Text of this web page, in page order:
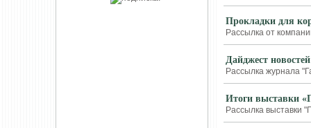
Прокладки для
Рассылка от
Дайджест
Рассылка журнала
Итоги выставки
Рассылка выставки